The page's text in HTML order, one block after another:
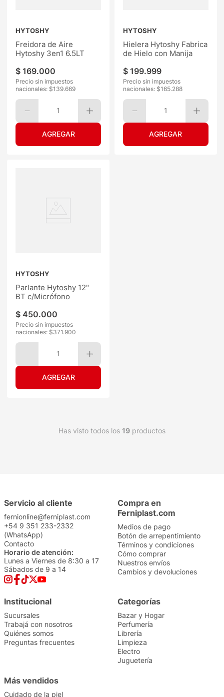
HYTOSHY
Freidora de Aire
Hytoshy 3en1 6.5LT
$ 169.000
Precio sin impuestos
nacionales: $139.669
1
HYTOSHY
Hielera Hytoshy Fabrica
de Hielo con Manija
$ 199.999
Precio sin impuestos
nacionales: $165.288
1
HYTOSHY
Parlante Hytoshy 12"
BT c/Micrófono
$ 450.000
Precio sin impuestos
nacionales: $371.900
1
Has visto todos los 19 productos
Servicio al cliente
fernionline@ferniplast.com
+54 9 351 233-2332
(WhatsApp)
Contacto
Horario de atención:
Lunes a Viernes de 8:30 a 17
Sábados de 9 a 14
Compra en
Ferniplast.com
Medios de pago
Botón de arrepentimiento
Términos y condiciones
Cómo comprar
Nuestros envíos
Cambios y devoluciones
Institucional
Sucursales
Trabajá con nosotros
Quiénes somos
Preguntas frecuentes
Categorías
Bazar y Hogar
Perfumería
Librería
Limpieza
Electro
Juguetería
Más vendidos
Cuidado de la piel